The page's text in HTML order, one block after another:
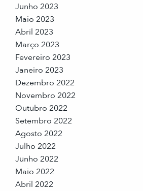
Junho 2023
Maio 2023
Abril 2023
Março 2023
Fevereiro 2023
Janeiro 2023
Dezembro 2022
Novembro 2022
Outubro 2022
Setembro 2022
Agosto 2022
Julho 2022
Junho 2022
Maio 2022
Abril 2022